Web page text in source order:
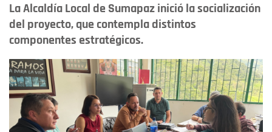
La Alcaldía Local de Sumapaz inició la socialización
del proyecto, que contempla distintos
componentes estratégicos.